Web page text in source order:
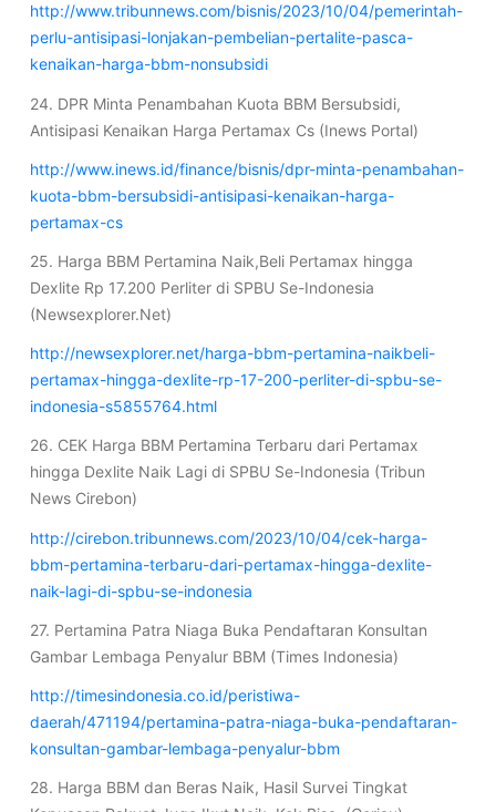
http://www.tribunnews.com/bisnis/2023/10/04/pemerintah-
perlu-antisipasi-lonjakan-pembelian-pertalite-pasca-
kenaikan-harga-bbm-nonsubsidi
24. DPR Minta Penambahan Kuota BBM Bersubsidi,
Antisipasi Kenaikan Harga Pertamax Cs (Inews Portal)
http://www.inews.id/finance/bisnis/dpr-minta-penambahan-
kuota-bbm-bersubsidi-antisipasi-kenaikan-harga-
pertamax-cs
25. Harga BBM Pertamina Naik,Beli Pertamax hingga
Dexlite Rp 17.200 Perliter di SPBU Se-Indonesia
(Newsexplorer.Net)
http://newsexplorer.net/harga-bbm-pertamina-naikbeli-
pertamax-hingga-dexlite-rp-17-200-perliter-di-spbu-se-
indonesia-s5855764.html
26. CEK Harga BBM Pertamina Terbaru dari Pertamax
hingga Dexlite Naik Lagi di SPBU Se-Indonesia (Tribun
News Cirebon)
http://cirebon.tribunnews.com/2023/10/04/cek-harga-
bbm-pertamina-terbaru-dari-pertamax-hingga-dexlite-
naik-lagi-di-spbu-se-indonesia
27. Pertamina Patra Niaga Buka Pendaftaran Konsultan
Gambar Lembaga Penyalur BBM (Times Indonesia)
http://timesindonesia.co.id/peristiwa-
daerah/471194/pertamina-patra-niaga-buka-pendaftaran-
konsultan-gambar-lembaga-penyalur-bbm
28. Harga BBM dan Beras Naik, Hasil Survei Tingkat